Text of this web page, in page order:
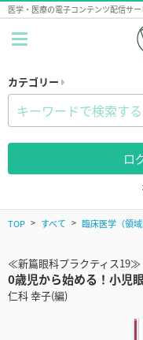
医学・医療の電子コンテンツ配信サー
カテゴリー
ロ
TOP すべて 臨床医学（領域
≪新篇眼科プラクティス19≫
0歳児から始める！小児
仁科 幸子(編)